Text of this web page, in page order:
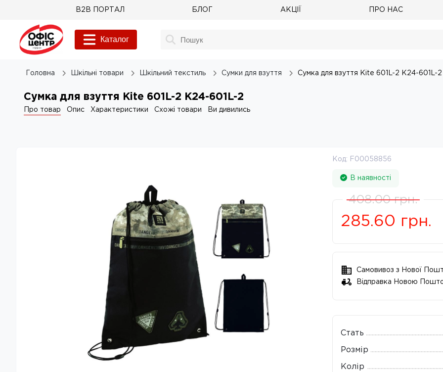
B2B ПОРТАЛ БЛОГ АКЦІЇ ПРО НАС
Каталог
Головна Шкільні товари Шкільний текстиль Сумки для взуття Сумка для взуття Kite 601L-2 K24-601L-2
Сумка для взуття Kite 601L-2 K24-601L-2
Про товар Опис Характеристики Схожі товари Ви дивились
Код: F00058856
В наявності
285.60 грн.
408.00грн.
Самовивоз з Нової
Відправка Новою
Стать
Розмір
Колір